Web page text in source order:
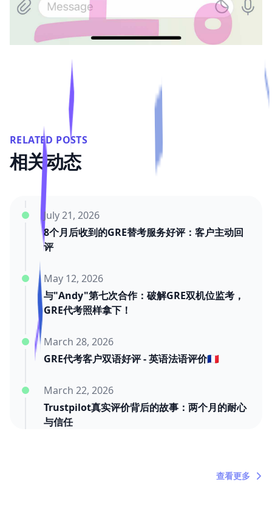
RELATED POSTS
相关动态
8个月后收到的GRE替考服务好评：客户主动回
评
July 21, 2026
与"Andy"第七次合作：破解GRE双机位监考，
GRE代考照样拿下！
May 12, 2026
GRE代考客户双语好评 - 英语法语评价🇫🇷
March 28, 2026
Trustpilot真实评价背后的故事：两个月的耐心
与信任
March 22, 2026
"内塔尼亚胡死了吗？"——关于时间浪费者的定
查看更多